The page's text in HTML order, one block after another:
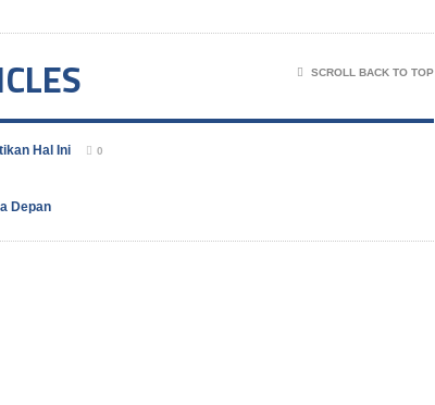
SCROLL BACK TO TOP
Hal Ini 0
Depan